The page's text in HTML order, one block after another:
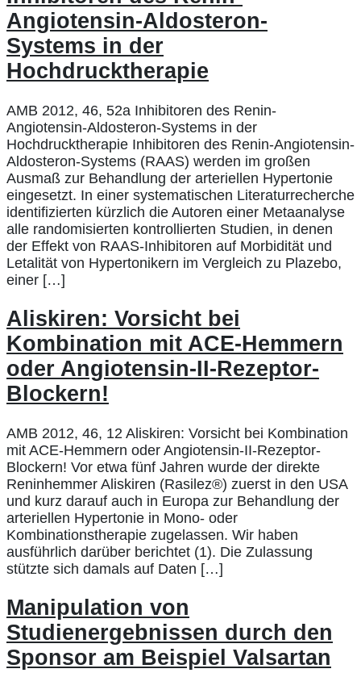
Angiotensin-Aldosteron-
Systems in der
Hochdrucktherapie
AMB 2012, 46, 52a Inhibitoren des Renin-
Angiotensin-Aldosteron-Systems in der
Hochdrucktherapie Inhibitoren des Renin-Angiotensin-
Aldosteron-Systems (RAAS) werden im großen
Ausmaß zur Behandlung der arteriellen Hypertonie
eingesetzt. In einer systematischen Literaturrecherche
identifizierten kürzlich die Autoren einer Metaanalyse
alle randomisierten kontrollierten Studien, in denen
der Effekt von RAAS-Inhibitoren auf Morbidität und
Letalität von Hypertonikern im Vergleich zu Plazebo,
einer […]
Aliskiren: Vorsicht bei
Kombination mit ACE-Hemmern
oder Angiotensin-II-Rezeptor-
Blockern!
AMB 2012, 46, 12 Aliskiren: Vorsicht bei Kombination
mit ACE-Hemmern oder Angiotensin-II-Rezeptor-
Blockern! Vor etwa fünf Jahren wurde der direkte
Reninhemmer Aliskiren (Rasilez®) zuerst in den USA
und kurz darauf auch in Europa zur Behandlung der
arteriellen Hypertonie in Mono- oder
Kombinationstherapie zugelassen. Wir haben
ausführlich darüber berichtet (1). Die Zulassung
stützte sich damals auf Daten […]
Manipulation von
Studienergebnissen durch den
Sponsor am Beispiel Valsartan